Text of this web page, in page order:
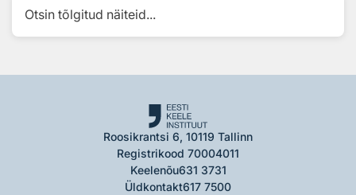
Otsin tõlgitud näiteid...
Roosikrantsi 6, 10119 Tallinn
Registrikood 70004011
Keelenõu631 3731
Üldkontakt617 7500